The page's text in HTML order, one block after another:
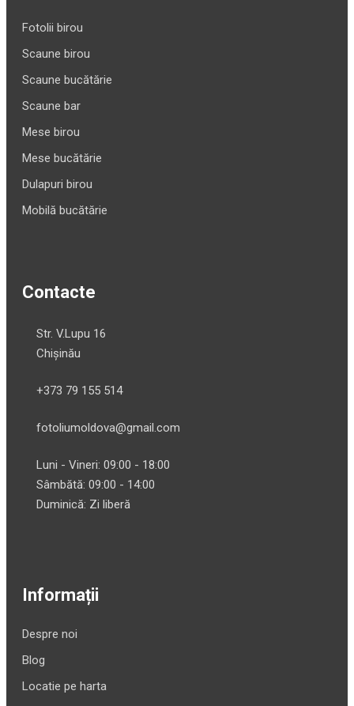
Fotolii birou
Scaune birou
Scaune bucătărie
Scaune bar
Mese birou
Mese bucătărie
Dulapuri birou
Mobilă bucătărie
Contacte
Str. V.Lupu 16
Chișinău
+373 79 155 514
fotoliumoldova@gmail.com
Luni - Vineri: 09:00 - 18:00
Sâmbătă: 09:00 - 14:00
Duminică: Zi liberă
Informații
Despre noi
Blog
Locatie pe harta